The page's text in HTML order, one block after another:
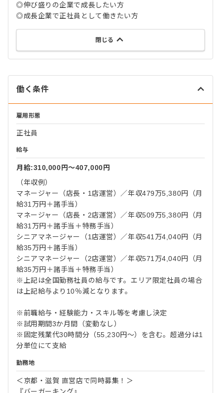
◎伸び盛りの企業で成長したい方
◎成長企業で正社員として働きたい方
閉じる
働く条件
雇用形態
正社員
給与
月給:310,000円〜407,000円
（年収例）
マネージャー（店長・1店運営）／年収479万5,380円（月
給31万円＋諸手当）
マネージャー（店長・2店運営）／年収509万5,380円（月
給31万円＋諸手当＋特務手当）
シニアマネージャー（1店運営）／年収541万4,040円（月
給35万円＋諸手当）
シニアマネージャー（2店運営）／年収571万4,040円（月
給35万円＋諸手当＋特務手当）
※上記は全国勤務社員の給与です。エリア限定社員の場合
は上記給与より10％減となります。
※前職給与・経験能力・スキル等を考慮し決定
※試用期間3か月間（変動なし）
※固定残業代30時間分（55,230円～）を含む。超過分は1
分単位にて支給
勤務地
＜京都・滋賀 直営店で同時募集！＞